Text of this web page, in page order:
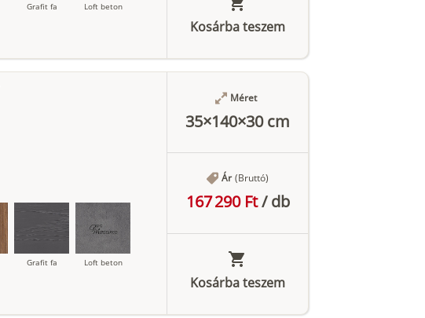
Grafit fa Loft beton
Kosárba teszem
Grafit fa Loft beton
Méret
35×140×30 cm
Ár (Bruttó)
167 290 Ft/db
Kosárba teszem